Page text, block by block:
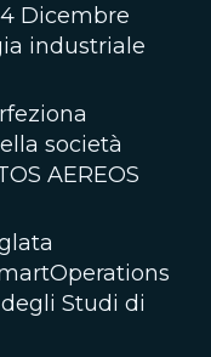
Dicembre
industriale
società
AEREOS
Studi di